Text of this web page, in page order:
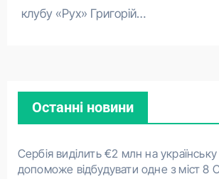
клубу «Рух» Григорій…
Останні новини
Сербія виділить €2 млн на
допоможе відбудувати одне з міст 8